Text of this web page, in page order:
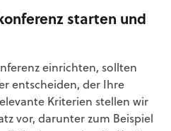
starten und
einrichten, sollten
entscheiden, der Ihre
Kriterien stellen wir
vor, darunter zum Beispiel